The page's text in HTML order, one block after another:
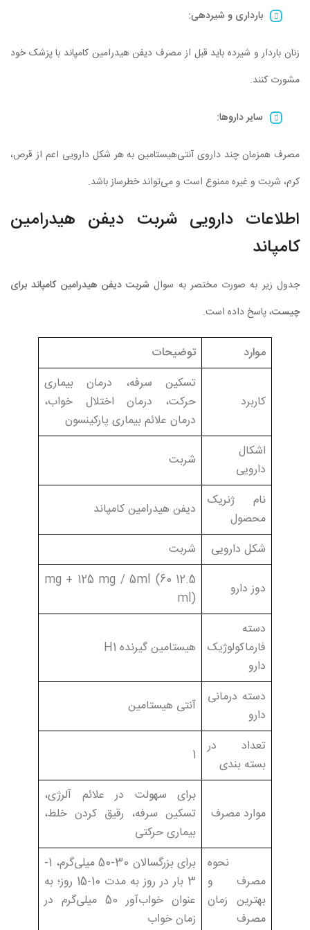
بارداری و شیردهی:
زنان باردار و شیرده باید قبل از مصرف دیفن هیدرامین کامپاند با پزشک خود
مشورت کنند.
سایر داروها:
مصرف همزمان چند داروی آنتی‌هیستامین به هر شکل دارویی اعم از قرص،
کرم، شربت و غیره ممنوع است و می‌تواند خطرساز باشد.
اطلاعات دارویی شربت دیفن هیدرامین
کامپاند
جدول زیر به صورت مختصر به سوال شربت دیفن هیدرامین کامپاند برای
چیست، پاسخ داده است.
موارد توضیحات
کاربرد
تسکین سرفه، درمان بیماری
حرکت، درمان اختلال خواب،
درمان علائم بیماری پارکینسون
اشکال
دارویی
شربت
نام ژنریک
محصول
دیفن هیدرامین کامپاند
شکل دارویی شربت
دوز دارو
12.5 mg + 125 mg / 5ml (60
ml)
دسته
فارماکولوژیک
دارو
هیستامین گیرنده H1
دسته درمانی
دارو
آنتی هیستامین
تعداد در
بسته بندی
1
موارد مصرف
برای سهولت در علائم آلرژی،
تسکین سرفه، رقیق کردن خلط،
بیماری حرکتی
نحوه
مصرف و
بهترین زمان
مصرف
برای بزرگسالان 30-50 میلی‌گرم، 1-
3 بار در روز به مدت 10-15 روز؛ به
عنوان خواب‌آور 50 میلی‌گرم در
زمان خواب